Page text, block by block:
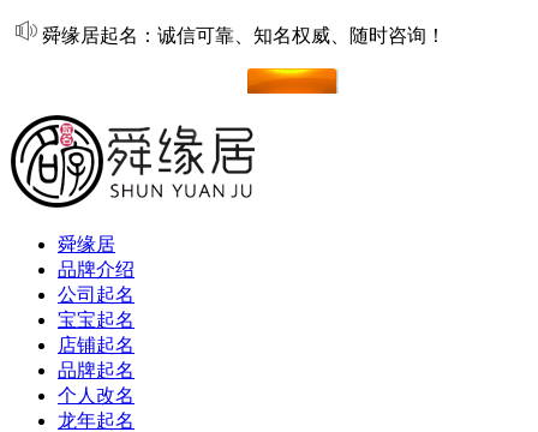
舜缘居起名：诚信可靠、知名权威、随时咨询！
舜缘居
品牌介绍
公司起名
宝宝起名
店铺起名
品牌起名
个人改名
龙年起名